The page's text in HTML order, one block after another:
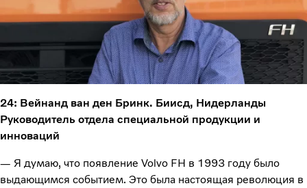
24: Вейнанд ван ден Бринк. Биисд, Нидерланды
Руководитель отдела специальной продукции и
инноваций
— Я думаю, что появление Volvo FH в 1993 году было
выдающимся событием. Это была настоящая революция в